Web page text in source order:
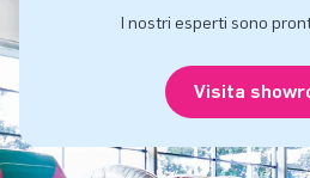
I nostri esperti sono
Visita